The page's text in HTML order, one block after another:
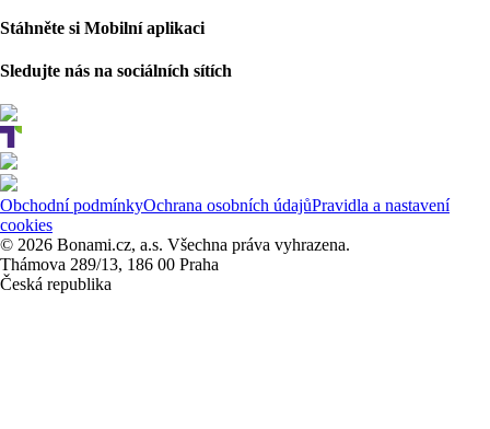
Stáhněte si Mobilní aplikaci
Sledujte nás na sociálních sítích
Obchodní podmínkyOchrana osobních údajůPravidla a nastavení
cookies
© 2026 Bonami.cz, a.s. Všechna práva vyhrazena.
Thámova 289/13, 186 00 Praha
Česká republika